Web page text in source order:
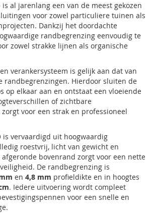
is al jarenlang een van de meest gekozen
voor zowel particuliere tuinen als
Dankzij het doordachte
randbegrenzing eenvoudig te
zowel strakke lijnen als organische
verankersysteem is gelijk aan dat van
randbegrenzingen. Hierdoor sluiten de
op elkaar aan en ontstaat een vloeiende
of zichtbare
voor een strak en professioneel
is vervaardigd uit hoogwaardig
roestvrij, licht van gewicht en
bovenrand zorgt voor een nette
De randbegrenzing is
en 4,8 mm profieldikte en in hoogtes
. Iedere uitvoering wordt compleet
voor een snelle en